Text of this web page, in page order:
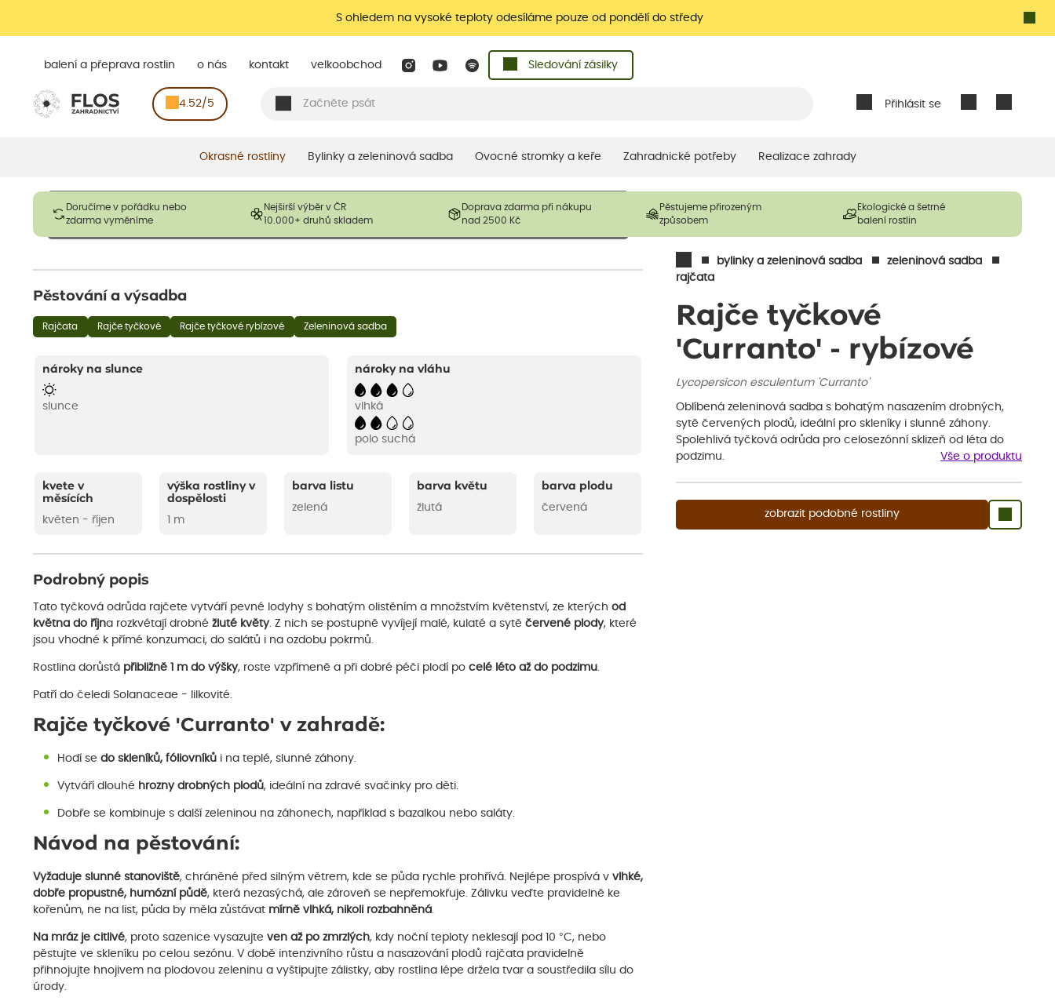
S ohledem na vysoké teploty odesíláme pouze od pondělí do středy
Přihlásit se
balení a přeprava rostlin o nás kontakt velkoobchod Sledování zásilky
4.52/5
Okrasné rostliny Bylinky a zeleninová sadba Ovocné stromky a keře Zahradnické potřeby Realizace zahrady
Doručíme v pořádku nebo
zdarma vyměníme
Nejširší výběr v ČR
10.000+ druhů skladem
Doprava zdarma při nákupu
nad 2500 Kč
Pěstujeme přirozeným
způsobem
Ekologické a šetrné
balení rostlin
bylinky a zeleninová sadba
zeleninová sadba
rajčata
Rajče tyčkové
'Curranto' - rybízové
Lycopersicon esculentum 'Curranto'
Oblíbená zeleninová sadba s bohatým nasazením drobných,
sytě červených plodů, ideální pro skleníky i slunné záhony.
Spolehlivá tyčková odrůda pro celosezónní sklizeň od léta do
podzimu.
Vše o produktu
zobrazit podobné rostliny
Obrázky slouží pouze pro ilustrační účely a mají reprezentovat prodávané produkty. V závislosti na sezónnosti mohou být
opadavé rostliny dodávány v dormantním stavu a bez listů. Rostliny mohou být také sestřiženy níže, než je uvedená
Pěstování a výsadba
Rajčata Rajče tyčkové Rajče tyčkové rybízové Zeleninová sadba
nároky na slunce
slunce
nároky na vláhu
vlhká
polo suchá
kvete v
měsících
květen - říjen
výška rostliny v
dospělosti
1 m
barva listu
zelená
barva květu
žlutá
barva plodu
červená
Podrobný popis
Tato tyčková odrůda rajčete vytváří pevné lodyhy s bohatým olistěním a množstvím květenství, ze kterých od
května do října rozkvétají drobné žluté květy. Z nich se postupně vyvíjejí malé, kulaté a sytě červené plody, které
jsou vhodné k přímé konzumaci, do salátů i na ozdobu pokrmů.
Rostlina dorůstá přibližně 1 m do výšky, roste vzpřímeně a při dobré péči plodí po celé léto až do podzimu.
Patří do čeledi Solanaceae - lilkovité.
Rajče tyčkové 'Curranto' v zahradě:
Hodí se do skleníků, fóliovníkůi na teplé, slunné záhony.
Vytváří dlouhé hrozny drobných plodů, ideální na zdravé svačinky pro děti.
Dobře se kombinuje s další zeleninou na záhonech, například s bazalkou nebo saláty.
Návod na pěstování:
Vyžaduje slunné stanoviště, chráněné před silným větrem, kde se půda rychle prohřívá. Nejlépe prospívá v vlhké,
dobře propustné, humózní půdě, která nezasýchá, ale zároveň se nepřemokřuje. Zálivku veďte pravidelně ke
kořenům, ne na list, půda by měla zůstávat mírně vlhká, nikoli rozbahněná.
Na mráz je citlivé, proto sazenice vysazujte ven až po zmrzlých, kdy noční teploty neklesají pod 10 °C, nebo
pěstujte ve skleníku po celou sezónu. V době intenzivního růstu a nasazování plodů rajčata pravidelně
přihnojujte hnojivem na plodovou zeleninu a vyštipujte zálistky, aby rostlina lépe držela tvar a soustředila sílu do
úrody.